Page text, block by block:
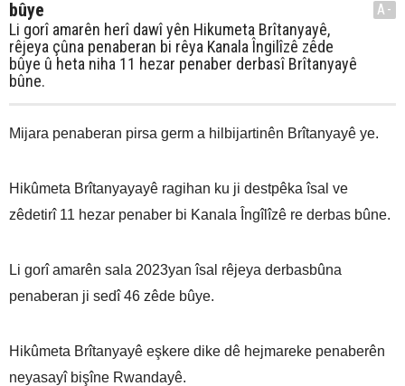
bûye
Li gorî amarên herî dawî yên Hikumeta Brîtanyayê,
rêjeya çûna penaberan bi rêya Kanala Îngilîzê zêde
bûye û heta niha 11 hezar penaber derbasî Brîtanyayê
bûne.
A-
Mijara penaberan pirsa germ a hilbijartinên Brîtanyayê ye.
Hikûmeta Brîtanyayayê ragihan ku ji destpêka îsal ve
zêdetirî 11 hezar penaber bi Kanala Îngîlîzê re derbas bûne.
Li gorî amarên sala 2023yan îsal rêjeya derbasbûna
penaberan ji sedî 46 zêde bûye.
Hikûmeta Brîtanyayê eşkere dike dê hejmareke penaberên
neyasayî bişîne Rwandayê.